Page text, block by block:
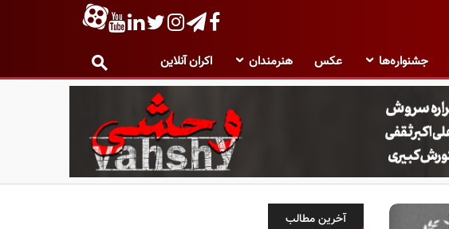
جشنواره‌ها عکس هنرمندان اکران آنلاین
آخرین مطالب